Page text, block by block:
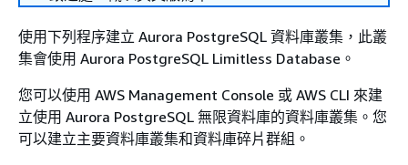
使用下列程序建立 Aurora PostgreSQL 資料庫叢集，此叢
集會使用 Aurora PostgreSQL Limitless Database。
您可以使用 AWS Management Console 或 AWS CLI 來建
立使用 Aurora PostgreSQL 無限資料庫的資料庫叢集。您
可以建立主要資料庫叢集和資料庫碎片群組。